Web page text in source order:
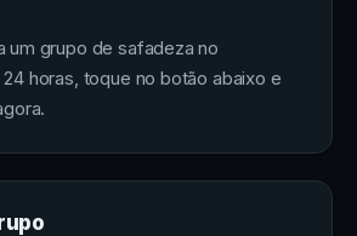
um grupo de safadeza no
horas, toque no botão abaixo e